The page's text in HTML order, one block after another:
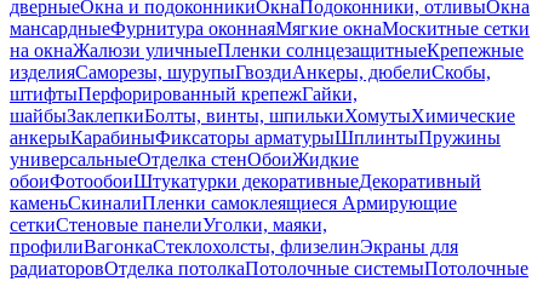
дверныеОкна и подоконникиОкнаПодоконники, отливыОкна
мансардныеФурнитура оконнаяМягкие окнаМоскитные сетки
на окнаЖалюзи уличныеПленки солнцезащитныеКрепежные
изделияСаморезы, шурупыГвоздиАнкеры, дюбелиСкобы,
штифтыПерфорированный крепежГайки,
шайбыЗаклепкиБолты, винты, шпилькиХомутыХимические
анкерыКарабиныФиксаторы арматурыШплинтыПружины
универсальныеОтделка стенОбоиЖидкие
обоиФотообоиШтукатурки декоративныеДекоративный
каменьСкиналиПленки самоклеящиеся Армирующие
сеткиСтеновые панелиУголки, маяки,
профилиВагонкаСтеклохолсты, флизелинЭкраны для
радиаторовОтделка потолкаПотолочные системыПотолочные